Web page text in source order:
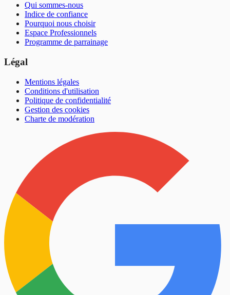
Qui sommes-nous
Indice de confiance
Pourquoi nous choisir
Espace Professionnels
Programme de parrainage
Légal
Mentions légales
Conditions d'utilisation
Politique de confidentialité
Gestion des cookies
Charte de modération